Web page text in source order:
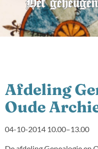
Het
Afdeling
Oude
04-10-2014 10.00–13.00